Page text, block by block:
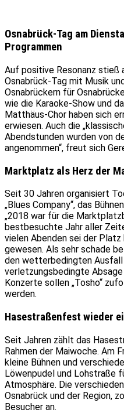
Osnabrück-Tag am
Programmen
Auf positive Resonanz stieß
Osnabrück-Tag mit Musik
Osnabrückern für
wie die Karaoke-Show und
Matthäus-Chor haben sich
erwiesen. Auch die
Abendstunden wurden von
angenommen“, freut sich
Marktplatz als Herz der
Seit 30 Jahren organisiert
„Blues Company“, das
„2018 war für die
bestbesuchte Jahr aller
vielen Abenden sei der
gewesen. Als sehr schade
den wetterbedingten Ausfall
verletzungsbedingte
Konzerte sollen „Tosho“
werden.
Hasestraßenfest wieder
Seit Jahren zählt das
Rahmen der Maiwoche. Am
kleine Bühnen und
Löwenpudel und Lohstraße
Atmosphäre. Die
Osnabrück und der Region,
Besucher an.